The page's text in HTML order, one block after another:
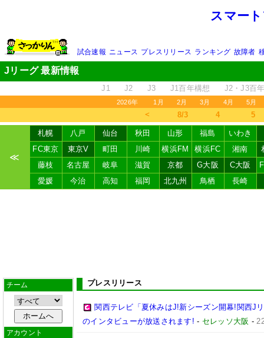
スマー
試合速報 ニュース プレスリリース ランキング 故障者
Jリーグ 最新情報
J1 J2 J3 J1百年構想 J2・J3百
2026年 1月 2月 3月 4月 5月
＜ 8/3 4 5
≪
札幌 八戸 仙台 秋田 山形 福島
いわき
FC東京
東京V 町田 川崎 横浜FM 横浜FC 湘南
藤枝
名古屋 岐阜 滋賀 京都 G大阪 C大阪
愛媛
今治 高知 福岡 北九州 鳥栖 長崎
チーム
アカウント
プレスリリース
関西テレビ「夏休みはJ!新シーズン開幕!関西J
のインタビューが放送されます! - セレッソ大阪 -